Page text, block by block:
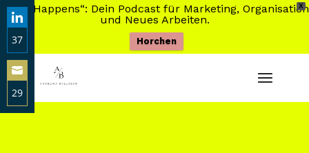
X
„Shift Happens“: Dein Podcast für Marketing, Organisation
und Neues Arbeiten.
Horchen
Zum
Inhalt
springen
37
Share
on
LinkedIn
29
Share